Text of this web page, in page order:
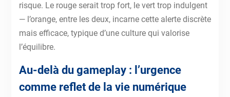
risque. Le rouge serait trop fort, le vert trop indulgent
— l’orange, entre les deux, incarne cette alerte discrète
mais efficace, typique d’une culture qui valorise
l’équilibre.
Au-delà du gameplay : l’urgence
comme reflet de la vie numérique